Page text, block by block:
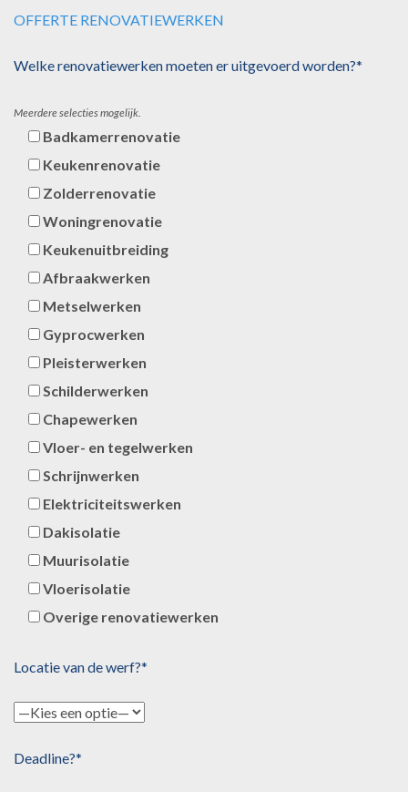
OFFERTE RENOVATIEWERKEN
Welke renovatiewerken moeten er uitgevoerd worden?*
Meerdere selecties mogelijk.
Badkamerrenovatie
Keukenrenovatie
Zolderrenovatie
Woningrenovatie
Keukenuitbreiding
Afbraakwerken
Metselwerken
Gyprocwerken
Pleisterwerken
Schilderwerken
Chapewerken
Vloer- en tegelwerken
Schrijnwerken
Elektriciteitswerken
Dakisolatie
Muurisolatie
Vloerisolatie
Overige renovatiewerken
Locatie van de werf?*
Deadline?*